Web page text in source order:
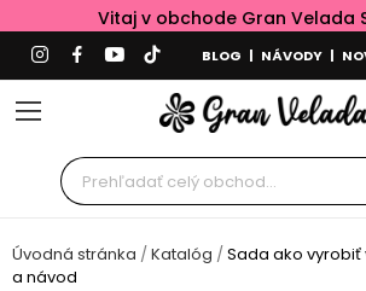
Vitaj v obchode Gran Velada
BLOG | NÁVODY |
Úvodná stránka Katalóg
Sada ako vyrobiť
a návod